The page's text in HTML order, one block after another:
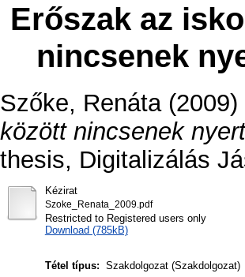
Erőszak az
nincsenek
Szőke, Renáta(2009)
között nincsenek
thesis, Digitalizálás
Kézirat
Szoke_Renata_2009.pdf
Restricted to Registered users only
Download (785kB)
Tétel típus: Szakdolgozat (Szakdolgozat)